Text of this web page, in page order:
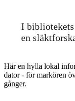
I
en
Här en hylla lokal
dator - för markören
gånger.